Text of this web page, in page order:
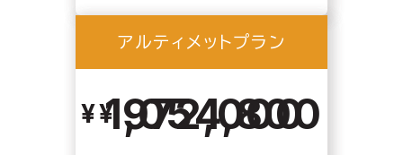
アルティメットプラン
972,000
アルティメットプラン
1,054,800